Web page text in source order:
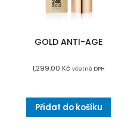
GOLD ANTI-AGE
1,299.00Kč včetně DPH
Přidat do košíku